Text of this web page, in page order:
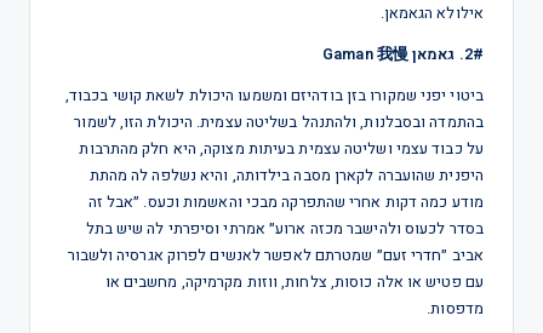
אילולא הגאמאן.
2#. גאמאן Gaman 我慢
ביטוי יפני שמקורו בזן בודהיזם ומשמעו היכולת לשאת קושי בכבוד,
בהתמדה ובסבלנות, ולהתנהל בשליטה עצמית. היכולת הזו, לשמור
על כבוד עצמי ושליטה עצמית בעיתות מצוקה, היא חלק מהתרבות
היפנית שהועברה לקארן מסבה בילדותה, והיא נשלפה לה מהתת
מודע כמה דקות אחרי שהתפרקה מבכי והאשמות וכעס. ״אבל זה
בסדר לכעוס ולהישבר מכזה ארוע״ אמרתי וסיפרתי לה שיש בתל
אביב ״חדרי זעם״ שמטרתם לאפשר לאנשים לפרוק אגרסיה ולשבור
עם פטיש או אלה כוסות, צלחות, ווזות מקרמיקה, מחשבים או
מדפסות.